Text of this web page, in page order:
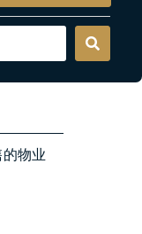
物业